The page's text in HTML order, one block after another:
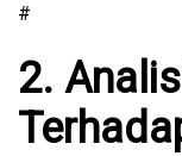
#
2.